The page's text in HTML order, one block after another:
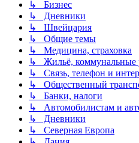
↳ Бизнес
↳ Дневники
↳ Швейцария
↳ Общие темы
↳ Медицина, страховка
↳ Жильё, коммунальные
↳ Связь, телефон и
↳ Общественный
↳ Банки, налоги
↳ Автомобилистам и
↳ Дневники
↳ Северная Европа